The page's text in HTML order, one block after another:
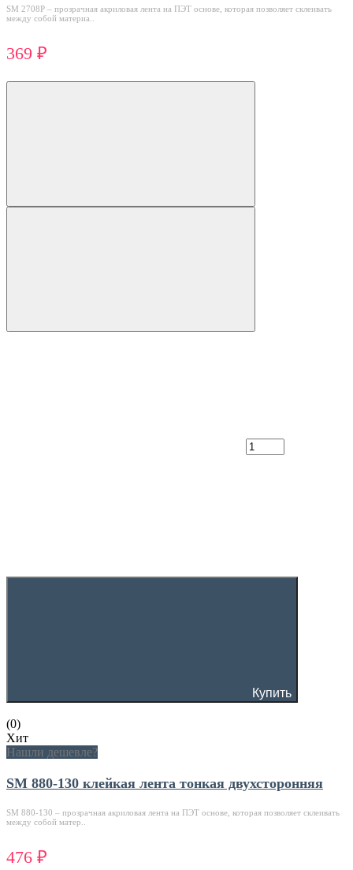
SM 2708P – прозрачная акриловая лента на ПЭТ основе, которая позволяет склеивать
между собой материа..
369 ₽
Купить
(0)
Хит
Нашли дешевле?
SM 880-130 клейкая лента тонкая двухсторонняя
SM 880-130 – прозрачная акриловая лента на ПЭТ основе, которая позволяет склеивать
между собой матер..
476 ₽